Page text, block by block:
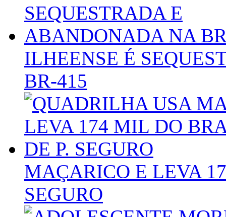
ILHEENSE É
BR-415
MAÇARICO E LEVA
SEGURO